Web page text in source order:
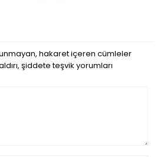
hakaret içeren cümleler
şiddete teşvik yorumları